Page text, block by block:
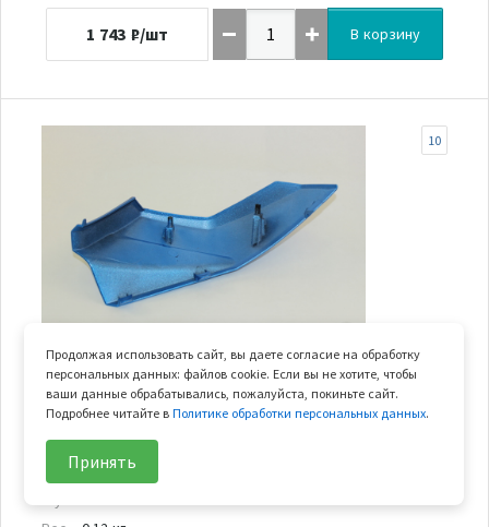
1 743 ₽/шт В корзину
В наличии
облицовка панели приборов левая (синий / NEW
10
Арт.
9AWA-041037-0EC00
Продолжая использовать сайт, вы даете согласие на обработку
персональных данных: файлов cookie. Если вы не хотите, чтобы
ваши данные обрабатывались, пожалуйста, покиньте сайт.
Подробнее читайте вПолитике обработки персональных данных.
Принять